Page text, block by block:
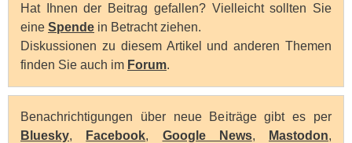
Hat Ihnen der Beitrag gefallen? Vielleicht sollten Sie
eine Spende in Betracht ziehen.
Diskussionen zu diesem Artikel und anderen Themen
finden Sie auch im Forum.
Benachrichtigungen über neue Beiträge gibt es per
Bluesky, Facebook, Google News, Mastodon,